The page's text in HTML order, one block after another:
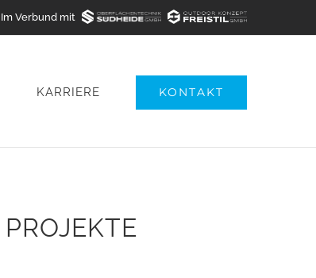
Im Verbund mit
KARRIERE KONTAKT